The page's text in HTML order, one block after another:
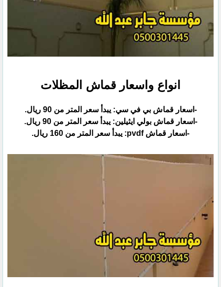
انواع واسعار قماش المظلات
-اسعار قماش بي في سي: يبدأ سعر المتر من 90 ريال.
-اسعار قماش بولي ايثيلين: يبدأ سعر المتر من 90 ريال.
-اسعار قماش pvdf: يبدأ سعر المتر من 160 ريال.